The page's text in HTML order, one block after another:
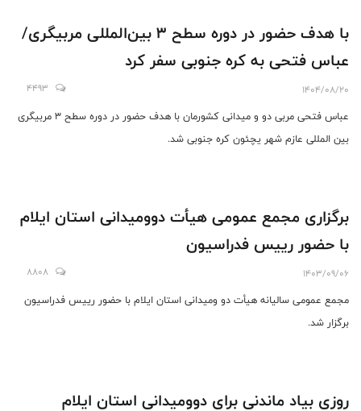
با هدف حضور در دوره سطح 3 بین‌المللی مربیگری/
عباس فتحی به کره جنوبی سفر کرد
1404/08/20
4493
عباس فتحی مربی دو و میدانی کشورمان با هدف حضور در دوره سطح 3 مربیگری
بین المللی عازم شهر یچئون کره جنوبی شد.
برگزاری مجمع عمومی هیأت دوومیدانی استان ایلام
با حضور رییس فدراسیون
1403/09/06
8808
مجمع عمومی سالیانه هیأت دو ومیدانی استان ایلام با حضور رییس فدراسیون
برگزار شد.
روزی بیاد ماندنی برای دوومیدانی استان ایلام